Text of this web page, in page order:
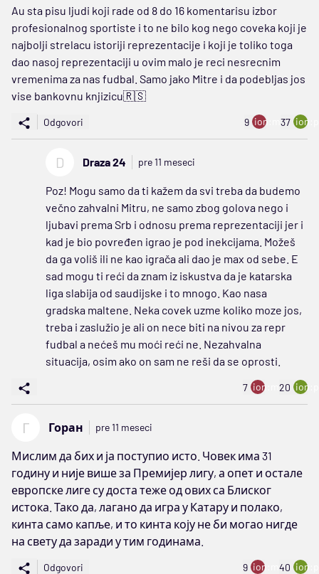
Au sta pisu ljudi koji rade od 8 do 16 komentarisu izbor
profesionalnog sportiste i to ne bilo kog nego coveka koji je
najbolji strelacu istoriji reprezentacije i koji je toliko toga
dao nasoj reprezentaciji u ovim malo je reci nesrecnim
vremenima za nas fudbal. Samo jako Mitre i da podebljas jos
vise bankovnu knjizicu🇷🇸
Odgovori 9 ion:minus
37
D Draza 24 pre 11 meseci
Poz! Mogu samo da ti kažem da svi treba da budemo
večno zahvalni Mitru, ne samo zbog golova nego i
ljubavi prema Srb i odnosu prema reprezentaciji jer i
kad je bio povređen igrao je pod inekcijama. Možeš
da ga voliš ili ne kao igrača ali dao je max od sebe. E
sad mogu ti reći da znam iz iskustva da je katarska
liga slabija od saudijske i to mnogo. Kao nasa
gradska maltene. Neka covek uzme koliko moze jos,
treba i zaslužio je ali on nece biti na nivou za repr
fudbal a nećeš mu moći reći ne. Nezahvalna
situacija, osim ako on sam ne reši da se oprosti.
7 ion:minus
20
Г Горан pre 11 meseci
Мислим да бих и ја поступио исто. Човек има 31
годину и није више за Премијер лигу, а опет и остале
европске лиге су доста теже од ових са Блиског
истока. Тако да, лагано да игра у Катару и полако,
кинта само капље, и то кинта коју не би могао нигде
на свету да заради у тим годинама.
Odgovori 9 ion:minus
40